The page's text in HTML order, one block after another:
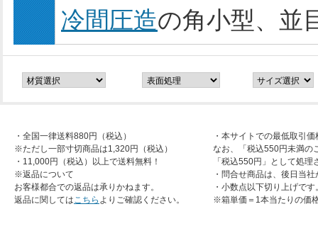
冷間圧造の角小型、並
・全国一律送料880円（税込）
※ただし一部寸切商品は1,320円（税込）
・11,000円（税込）以上で送料無料！
※返品について
お客様都合での返品は承りかねます。
返品に関してはこちら よりご確認ください。
・本サイトでの最低取引
なお、「税込550円未満の
「税込550円」として処
・問合せ商品は、後日当
・小数点以下切り上げです
※箱単価＝1本当たりの価